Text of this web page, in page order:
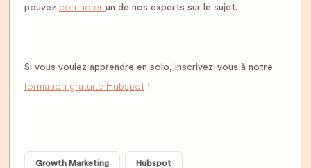
pouvez contacter un de nos experts sur le sujet.
Si vous voulez apprendre en solo, inscrivez-vous à notre
formation gratuite Hubspot !
Growth Marketing Hubspot